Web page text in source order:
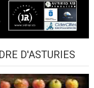
D'ASTURIES